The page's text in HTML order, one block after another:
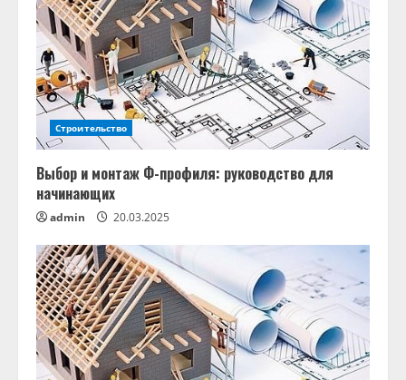
Строительство
Выбор и монтаж Ф-профиля: руководство для
начинающих
admin 20.03.2025